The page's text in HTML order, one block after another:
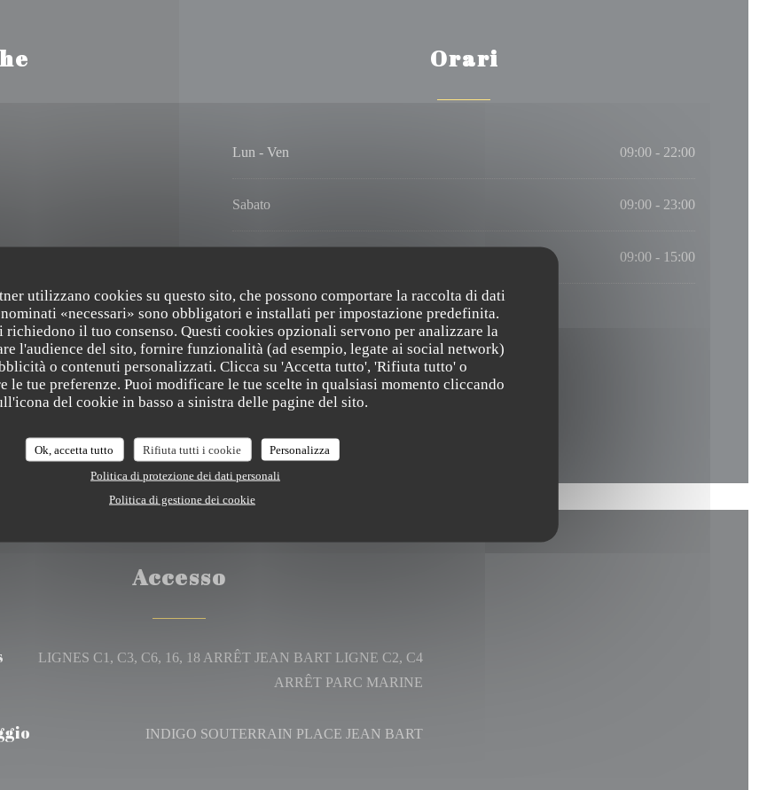
utilizzano cookies su questo sito, che possono comportare la raccolta di dati
«necessari» sono obbligatori e installati per impostazione predefinita.
il tuo consenso. Questi cookies opzionali servono per analizzare la
l'audience del sito, fornire funzionalità (ad esempio, legate ai social network)
o contenuti personalizzati. Clicca su 'Accetta tutto', 'Rifiuta tutto' o
le tue preferenze. Puoi modificare le tue scelte in qualsiasi momento cliccando
del cookie in basso a sinistra delle pagine del sito.
Ok, accetta tutto Rifiuta tutti i cookie
Personalizza
Politica di protezione dei dati personali
Politica di gestione dei cookie
disabili, Terrazzo
Contanti, Visa,
Orari
Lun - Ven 09:00 - 22:00
Sabato 09:00 - 23:00
09:00 - 15:00
Accesso
LIGNES C1, C3, C6, 16, 18 ARRÊT JEAN BART LIGNE C2, C4
ARRÊT PARC MARINE
INDIGO SOUTERRAIN PLACE JEAN BART